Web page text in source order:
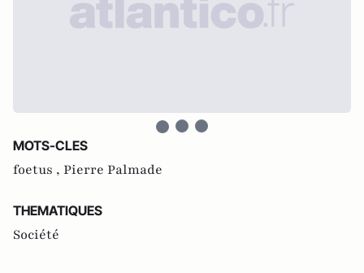
MOTS-CLES
foetus , Pierre Palmade
THEMATIQUES
Société